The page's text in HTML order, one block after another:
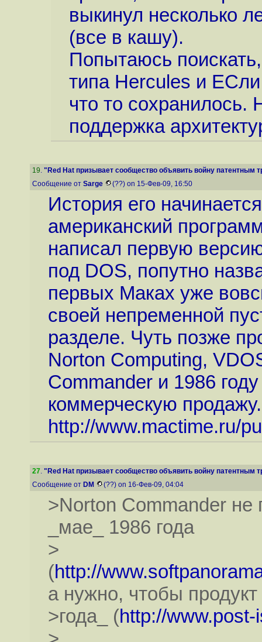
выкинул несколько
(все в кашу).
Попытаюсь
типа Hercules и
что то сохранилось.
поддержка
19. "Red Hat призывает сообщество объявить войну патентным
Сообщение от Sarge (??) on 15-Фев-09, 16:50
История его
американский
написал первую
под DOS, попутно
первых Маках уже
своей непременной
разделе. Чуть позже
Norton Computing,
Commander и 1986
коммерческую
http://www.mactime.ru/
27. "Red Hat призывает сообщество объявить войну патентным
Сообщение от DM (??) on 16-Фев-09, 04:04
>Norton Commander
_мае_ 1986 года
>
(http://
а нужно, чтобы
>года_ (http://